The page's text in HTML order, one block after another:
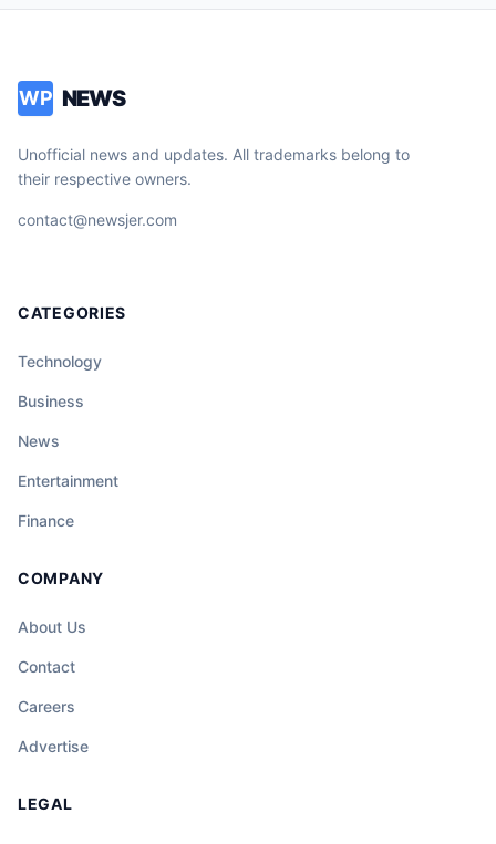
WP NEWS
Unofficial news and updates. All trademarks belong to
their respective owners.
contact@newsjer.com
CATEGORIES
Technology
Business
News
Entertainment
Finance
COMPANY
About Us
Contact
Careers
Advertise
LEGAL